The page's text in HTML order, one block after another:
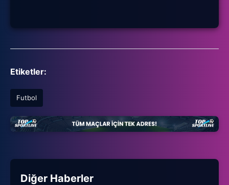
Etiketler:
Futbol
Diğer Haberler